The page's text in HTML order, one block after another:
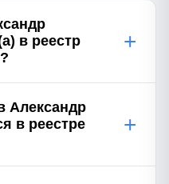
в реестр
+
Александр
в реестре
+